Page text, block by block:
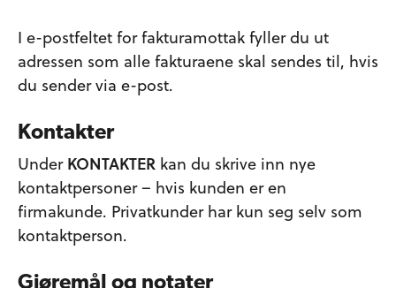
I e-postfeltet for fakturamottak fyller du ut
adressen som alle fakturaene skal sendes til, hvis
du sender via e-post.
Kontakter
UnderKONTAKTER kan du skrive inn nye
kontaktpersoner – hvis kunden er en
firmakunde. Privatkunder har kun seg selv som
kontaktperson.
Gjøremål og notater